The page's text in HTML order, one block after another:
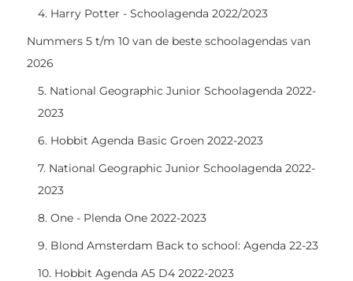
4. Harry Potter - Schoolagenda 2022/2023
Nummers 5 t/m 10 van de beste schoolagendas van
2026
5. National Geographic Junior Schoolagenda 2022-
2023
6. Hobbit Agenda Basic Groen 2022-2023
7. National Geographic Junior Schoolagenda 2022-
2023
8. One - Plenda One 2022-2023
9. Blond Amsterdam Back to school: Agenda 22-23
10. Hobbit Agenda A5 D4 2022-2023